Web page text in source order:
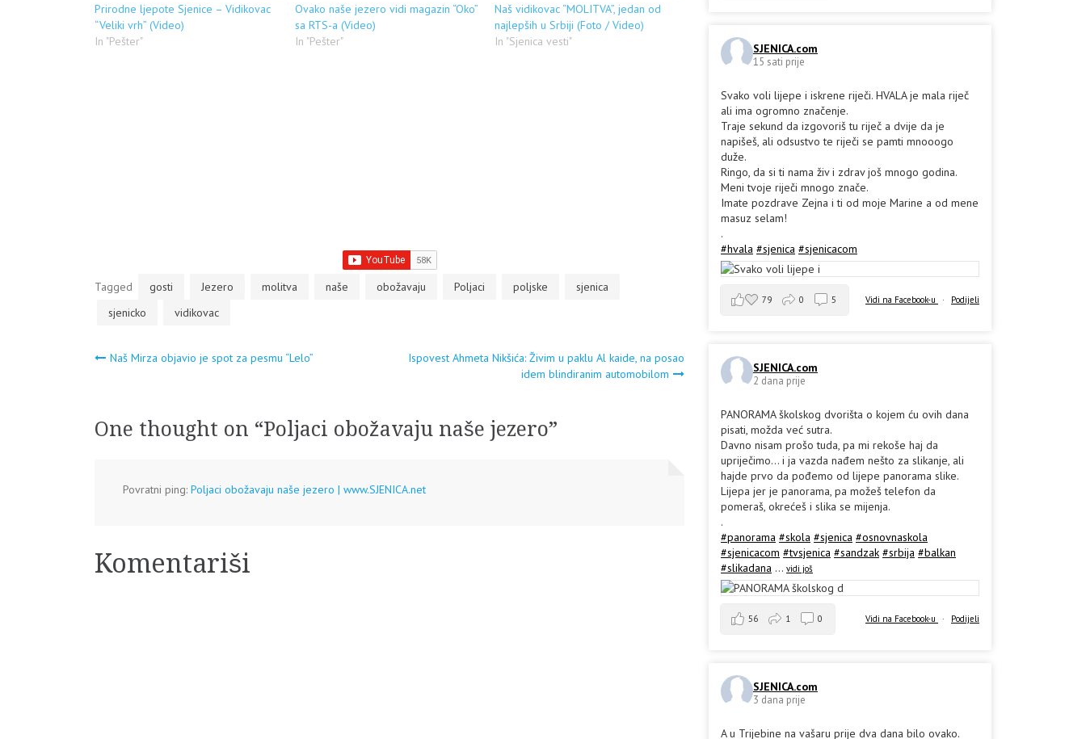
Prirodne ljepote Sjenice – Vidikovac
“Veliki vrh” (Video)
In "Pešter"
Ovako naše jezero vidi magazin “Oko”
sa RTS-a (Video)
In "Pešter"
Naš vidikovac “MOLITVA”, jedan od
najlepših u Srbiji (Foto / Video)
In "Sjenica vesti"
Tagged gosti Jezero molitva naše obožavaju Poljaci poljske
sjenica
sjenicko
vidikovac
Navigacija
Naš Mirza objavio je spot za pesmu “Lelo”
Ispovest Ahmeta Nikšića: Živim u paklu Al kaide, na posao
idem blindiranim automobilom
One thought on “Poljaci obožavaju naše jezero”
Povratni ping: Poljaci obožavaju naše jezero | www.SJENICA.net
Komentariši
SJENICA.com
15 sati prije
Svako voli lijepe i iskrene riječi. HVALA je mala riječ
ali ima ogromno značenje.
Traje sekund da izgovoriš tu riječ a dvije da je
napišeš, ali odsustvo te riječi se pamti mnooogo
duže.
Ringo, da si ti nama živ i zdrav još mnogo godina.
Meni tvoje riječi mnogo znače.
Imate pozdrave Zejna i ti od moje Marine a od mene
masuz selam!
.
#hvala #sjenica #sjenicacom
Vidi na Facebook-u · Podijeli
79 0 5
SJENICA.com
2 dana prije
PANORAMA školskog dvorišta o kojem ću ovih dana
pisati, možda već sutra.
Davno nisam prošo tuda, pa mi rekoše haj da
upriječimo... i ja vazda nađem nešto za slikanje, ali
hajde prvo da pođemo od lijepe panorama slike.
Lijepa jer je panorama, pa možeš telefon da
pomeraš, okrećeš i slika se mijenja.
.
#panorama #skola #sjenica #osnovnaskola
#sjenicacom #tvsjenica #sandzak #srbija #balkan
#slikadana ... vidi još
Vidi na Facebook-u · Podijeli
56 1 0
SJENICA.com
3 dana prije
A u Trijebine na vašaru prije dva dana bilo ovako.